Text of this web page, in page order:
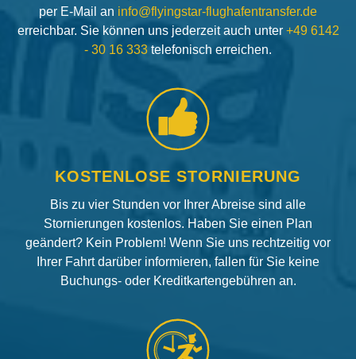
per E-Mail an info@flyingstar-flughafentransfer.de
erreichbar. Sie können uns jederzeit auch unter +49 6142
- 30 16 333 telefonisch erreichen.
KOSTENLOSE STORNIERUNG
Bis zu vier Stunden vor Ihrer Abreise sind alle
Stornierungen kostenlos. Haben Sie einen Plan
geändert? Kein Problem! Wenn Sie uns rechtzeitig vor
Ihrer Fahrt darüber informieren, fallen für Sie keine
Buchungs- oder Kreditkartengebühren an.